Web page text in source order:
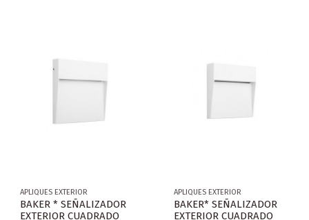
APLIQUES EXTERIOR
BAKER * SEÑALIZADOR
EXTERIOR CUADRADO
APLIQUES EXTERIOR
BAKER* SEÑALIZADOR
EXTERIOR CUADRADO